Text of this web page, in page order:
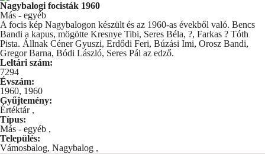
Nagybalogi focisták 1960
Más - egyéb
A focis kép Nagybalogon készült és az 1960-as évekből való. Bencs
Bandi a kapus, mögötte Kresnye Tibi, Seres Béla, ?, Farkas ? Tóth
Pista. Állnak Céner Gyuszi, Erdődi Feri, Búzási Imi, Orosz Bandi,
Gregor Barna, Bódi László, Seres Pál az edző.
Leltári szám:
7294
Évszám:
1960, 1960
Gyűjtemény:
Értéktár ,
Típus:
Más - egyéb ,
Település:
Vámosbalog, Nagybalog ,